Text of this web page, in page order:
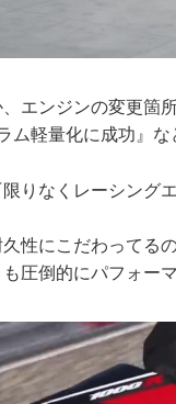
、エンジンの変更箇
ム軽量化に成功』
りなくレーシング
性にこだわってる
も圧倒的にパフォ